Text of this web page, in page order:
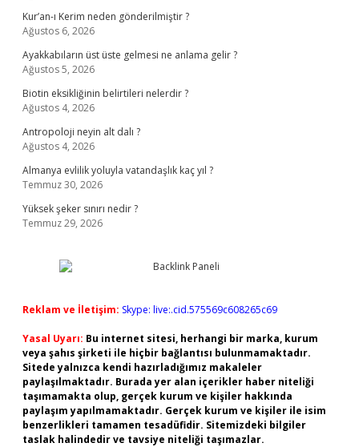
Kur’an-ı Kerim neden gönderilmiştir ?
Ağustos 6, 2026
Ayakkabıların üst üste gelmesi ne anlama gelir ?
Ağustos 5, 2026
Biotin eksikliğinin belirtileri nelerdir ?
Ağustos 4, 2026
Antropoloji neyin alt dalı ?
Ağustos 4, 2026
Almanya evlilik yoluyla vatandaşlık kaç yıl ?
Temmuz 30, 2026
Yüksek şeker sınırı nedir ?
Temmuz 29, 2026
Reklam ve İletişim: Skype: live:.cid.575569c608265c69
Yasal Uyarı: Bu internet sitesi, herhangi bir marka, kurum
veya şahıs şirketi ile hiçbir bağlantısı bulunmamaktadır.
Sitede yalnızca kendi hazırladığımız makaleler
paylaşılmaktadır. Burada yer alan içerikler haber niteliği
taşımamakta olup, gerçek kurum ve kişiler hakkında
paylaşım yapılmamaktadır. Gerçek kurum ve kişiler ile isim
benzerlikleri tamamen tesadüfidir. Sitemizdeki bilgiler
taslak halindedir ve tavsiye niteliği taşımazlar.